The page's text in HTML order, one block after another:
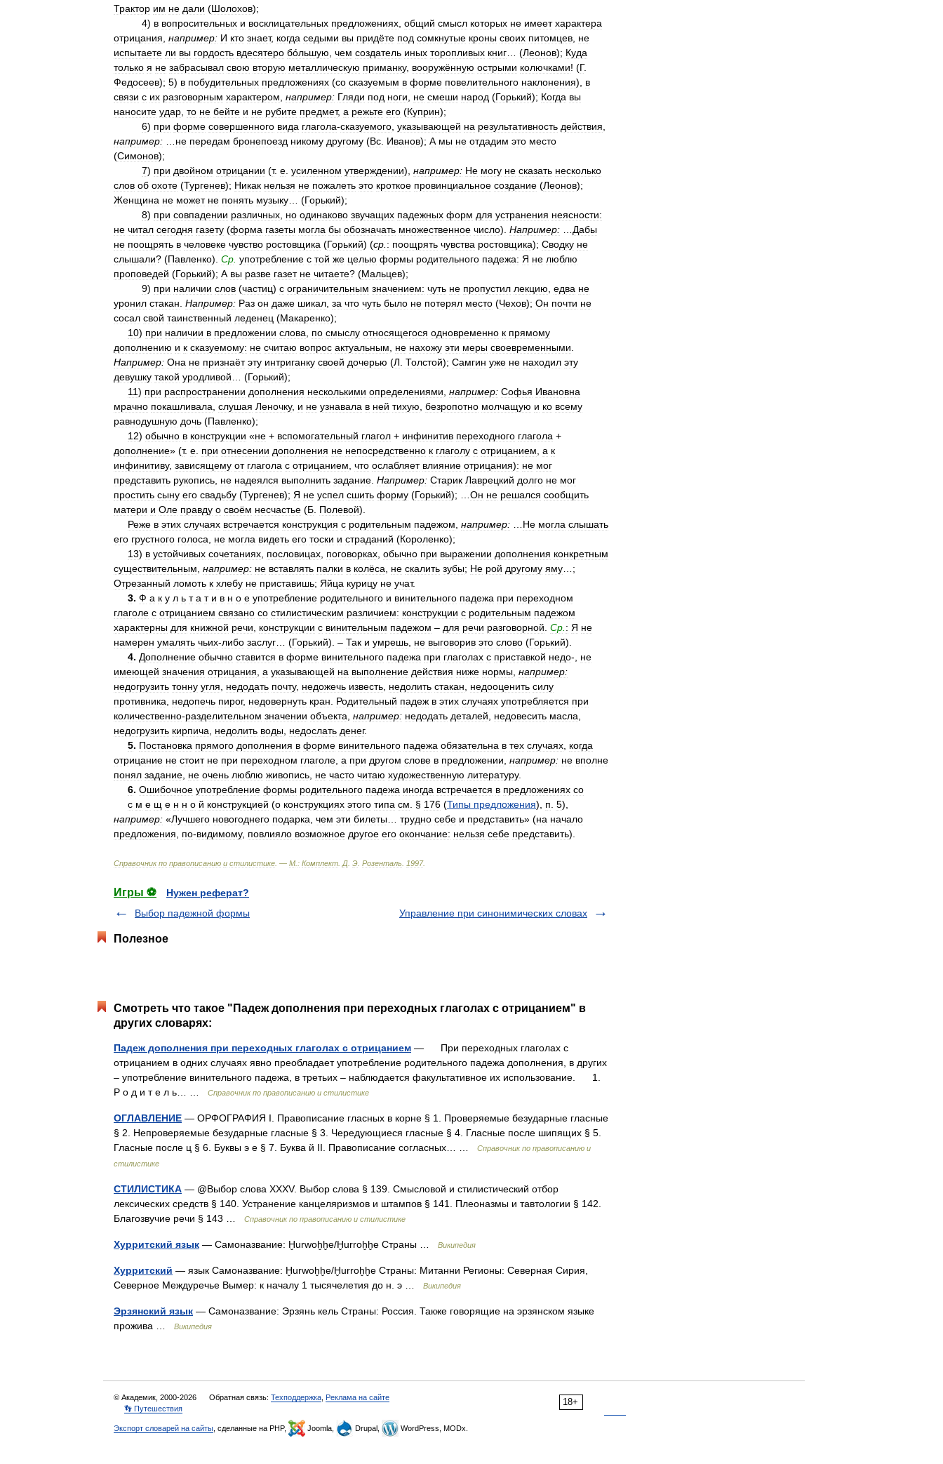
Трактор им не дали (Шолохов);
4) в вопросительных и восклицательных предложениях общий смысл которых не имеет характера
отрицания например: И кто знает, когда седыми вы придёте под сомкнутые кроны своих питомцев не
испытаете ли вы гордость вдесятеро бóльшую чем создатель иных торопливых книг … (Леонов); Куда
только я не забрасывал свою вторую металлическую приманку, вооружённую острыми колючками! (Г.
Федосеев); 5) в побудительных предложениях (со сказуемым в форме повелительного наклонения), в
связи с их разговорным характером например: Гляди под ноги не смеши народ (Горький); Когда вы
наносите удар то не бейте и не рубите предмет, а режьте его (Куприн);
6) при форме совершенного вида глагола-сказуемого указывающей на результативность действия
например:
не передам бронепоезд никому другому (Вс Иванов); А мы не отдадим это место
(Симонов);
7) при двойном отрицании (т. е усиленном утверждении), например: Не могу не сказать несколько
слов об охоте (Тургенев); Никак нельзя не пожалеть это кроткое провинциальное создание (Леонов);
Женщина не может не понять музыку … (Горький);
8) при совпадении различных но одинаково звучащих падежных форм для устранения неясности:
не читал сегодня газету (форма газеты могла бы обозначать множественное число). Например:
Дабы
не поощрять в человеке чувство ростовщика (Горький) (ср : поощрять чувства ростовщика); Сводку не
слышали? (Павленко). Ср употребление с той же целью формы родительного падежа: Я не люблю
проповедей (Горький); А вы разве газет не читаете? (Мальцев);
9) при наличии слов (частиц) с ограничительным значением: чуть не пропустил лекцию едва не
уронил стакан Например: Раз он даже шикал за что чуть было не потерял место (Чехов); Он почти не
сосал свой таинственный леденец (Макаренко);
10) при наличии в предложении слова по смыслу относящегося одновременно к прямому
дополнению и к сказуемому: не считаю вопрос актуальным не нахожу эти меры своевременными
Например: Она не признаёт эту интриганку своей дочерью (Л Толстой); Самгин уже не находил эту
девушку такой уродливой … (Горький);
11) при распространении дополнения несколькими определениями например: Софья Ивановна
мрачно покашливала слушая Леночку, и не узнавала в ней тихую безропотно молчащую и ко всему
равнодушную дочь (Павленко);
12) обычно в конструкции «не + вспомогательный глагол + инфинитив переходного глагола +
дополнение» (т. е при отнесении дополнения не непосредственно к глаголу с отрицанием а к
инфинитиву, зависящему от глагола с отрицанием что ослабляет влияние отрицания): не мог
представить рукопись не надеялся выполнить задание Например: Старик Лаврецкий долго не мог
простить сыну его свадьбу (Тургенев); Я не успел сшить форму (Горький); … Он не решался сообщить
матери и Оле правду о своём несчастье (Б Полевой).
Реже в этих случаях встречается конструкция с родительным падежом например: Не могла слышать
его грустного голоса не могла видеть его тоски и страданий (Короленко);
13) в устойчивых сочетаниях пословицах поговорках обычно при выражении дополнения конкретным
существительным например: не вставлять палки в колёса не скалить зубы; Не рой другому яму …;
Отрезанный ломоть к хлебу не приставишь; Яйца курицу не учат.
3. Ф а к у л ь т а т и в н о е употребление родительного и винительного падежа при переходном
глаголе с отрицанием связано со стилистическим различием: конструкции с родительным падежом
характерны для книжной речи конструкции с винительным падежом – для речи разговорной Ср : Я не
намерен умалять чьих-либо заслуг … (Горький). – Так и умрешь не выговорив это слово (Горький).
4. Дополнение обычно ставится в форме винительного падежа при глаголах с приставкой недо-, не
имеющей значения отрицания а указывающей на выполнение действия ниже нормы например:
недогрузить тонну угля недодать почту, недожечь известь недолить стакан недооценить силу
противника
недопечь пирог, недовернуть кран Родительный падеж в этих случаях употребляется при
количественно-разделительном значении объекта например: недодать деталей недовесить масла
недогрузить кирпича недолить воды недослать денег.
5. Постановка прямого дополнения в форме винительного падежа обязательна в тех случаях когда
отрицание не стоит не при переходном глаголе а при другом слове в предложении например: не вполне
понял задание не очень люблю живопись не часто читаю художественную литературу.
6. Ошибочное употребление формы родительного падежа иногда встречается в предложениях со
с м е щ е н н о й конструкцией (о конструкциях этого типа см . § 176 (Типы предложения), п 5),
например: «Лучшего новогоднего подарка чем эти билеты трудно себе и представить» (на начало
предложения
по-видимому, повлияло возможное другое его окончание: нельзя себе представить).
Справочник по правописанию и стилистике . — М : Комплект Д Э Розенталь 1997.
Игры ⚽
Нужен реферат?
Выбор падежной формы
Управление при синонимических словах
Полезное
Смотреть что такое "Падеж дополнения при переходных глаголах с отрицанием" в
других словарях:
Падеж дополнения при переходных глаголах с отрицанием — При переходных глаголах с
отрицанием в одних случаях явно преобладает употребление родительного падежа дополнения, в других
– употребление винительного падежа, в третьих – наблюдается факультативное их использование. 1.
Р о д и т е л ь… …
Справочник по правописанию и стилистике
ОГЛАВЛЕНИЕ — ОРФОГРАФИЯ I. Правописание гласных в корне § 1. Проверяемые безударные гласные
§ 2. Непроверяемые безударные гласные § 3. Чередующиеся гласные § 4. Гласные после шипящих § 5.
Гласные после ц § 6. Буквы э е § 7. Буква й II. Правописание согласных… …
Справочник по правописанию и
стилистике
СТИЛИСТИКА — @Выбор слова XXXV. Выбор слова § 139. Смысловой и стилистический отбор
лексических средств § 140. Устранение канцеляризмов и штампов § 141. Плеоназмы и тавтологии § 142.
Благозвучие речи § 143 …
Справочник по правописанию и стилистике
Хурритский язык — Самоназвание: Ḫurwoḫḫe/Ḫurroḫḫe Страны … Википедия
Хурритский — язык Самоназвание: Ḫurwoḫḫe/Ḫurroḫḫe Страны: Митанни Регионы: Северная Сирия,
Северное Междуречье Вымер: к началу 1 тысячелетия до н. э …
Википедия
Эрзянский язык — Самоназвание: Эрзянь кель Страны: Россия. Также говорящие на эрзянском языке
прожива …
Википедия
18+
© Академик, 2000-2026 Обратная связь: Техподдержка Реклама на сайте
👣 Путешествия
Экспорт словарей на сайты , сделанные на PHP, Joomla, Drupal, WordPress, MODx.